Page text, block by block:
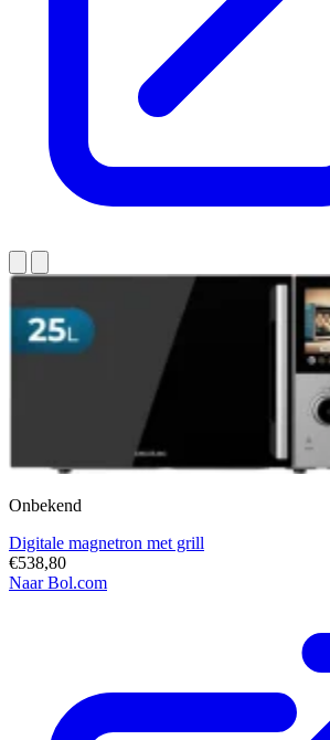
Onbekend
Digitale magnetron met grill
€538,80
Naar Bol.com